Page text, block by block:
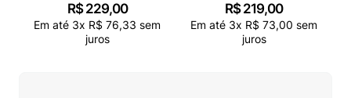
R$ 229,00
Em até 3x R$ 76,33 sem
juros
R$ 219,00
Em até 3x R$ 73,00 sem
juros